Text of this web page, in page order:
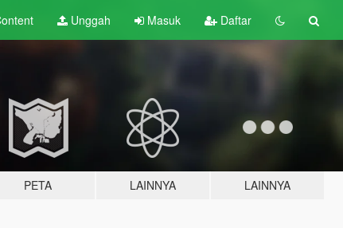
Unggah Masuk Daftar
PETA LAINNYA LAINNYA